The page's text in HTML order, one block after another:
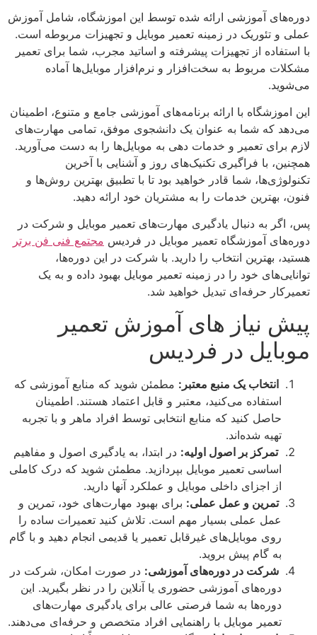
دوره‌های آموزشی ارائه شده توسط این اموزشگاه، شامل آموزش
عملی و تئوریک در زمینه تعمیر موبایل و تجهیزات مربوطه است.
با استفاده از تجهیزات پیشرفته و اساتید مجرب، شما برای تعمیر
مشکلات مربوط به سخت‌افزار و نرم‌افزار موبایل‌ها آماده
می‌شوید.
این اموزشگاه با ارائه برنامه‌های آموزشی جامع و متنوع، اطمینان
می‌دهد که شما به عنوان یک دانشجوی موفق، تمامی مهارت‌های
لازم برای تعمیر و خدمات دهی به موبایل‌ها را به دست می‌آورید.
همچنین، با فراگیری تکنیک‌های روز و آشنایی با آخرین
تکنولوژی‌ها، شما قادر خواهید بود تا با تطبیق بهترین روش‌ها و
فنون، بهترین خدمات را به مشتریان خود ارائه دهید.
پس، اگر به دنبال یادگیری مهارت‌های تعمیر موبایل و شرکت در
دوره‌های آموزشگاه تعمیر موبایل در فردیس مجتمع فنی فن برتر
هستید، بهترین انتخاب را دارید. با شرکت در این دوره‌ها،
توانایی‌های خود را در زمینه تعمیر موبایل بهبود داده و به یک
تعمیرکار حرفه‌ای تبدیل خواهید شد.
پیش نیاز های آموزش تعمیر
موبایل در فردیس
انتخاب یک منبع معتبر: مطمئن شوید که منابع آموزشی که
استفاده می‌کنید، معتبر و قابل اعتماد هستند. اطمینان
حاصل کنید که منابع انتخابی توسط افراد ماهر و با تجربه
تهیه شده‌اند.
تمرکز بر اصول اولیه: در ابتدا، به یادگیری اصول و مفاهیم
اساسی تعمیر موبایل بپردازید. مطمئن شوید که درک کاملی
از اجزای داخلی موبایل و عملکرد آنها دارید.
تمرین و عمل عملی: برای بهبود مهارت‌های خود، تمرین و
عمل عملی بسیار مهم است. تلاش کنید تعمیرات ساده را
روی موبایل‌های غیرقابل تعمیر یا قدیمی انجام دهید و با گام
به گام پیش بروید.
شرکت در دوره‌های آموزشی: در صورت امکان، شرکت در
دوره‌های آموزشی حضوری یا آنلاین را در نظر بگیرید. این
دوره‌ها به شما فرصتی عالی برای یادگیری مهارت‌های
تعمیر موبایل با راهنمایی افراد متخصص و حرفه‌ای می‌دهند.